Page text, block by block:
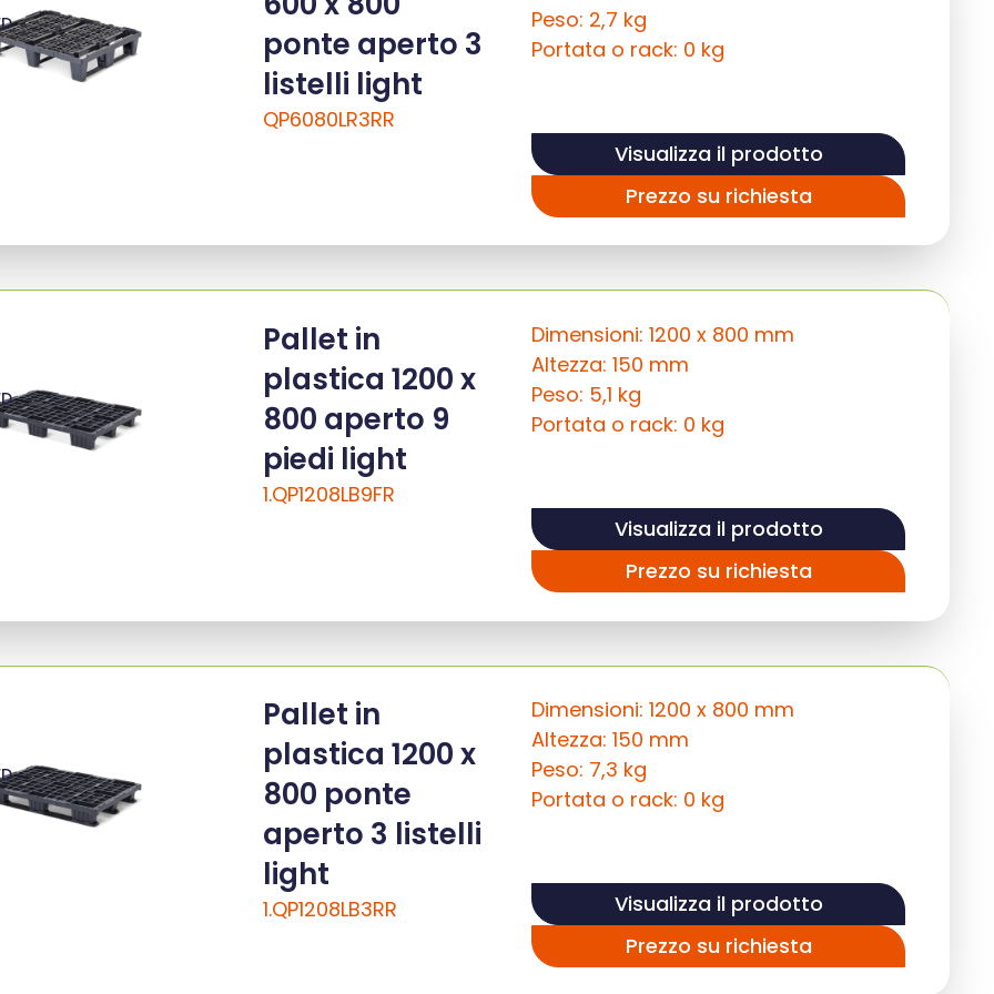
ponte aperto 3
listelli light
QP6080LR3RR
Peso: 2,7 kg
Portata o rack: 0 kg
Visualizza il prodotto
Prezzo su richiesta
Pallet in
plastica 1200 x
800 aperto 9
piedi light
1.QP1208LB9FR
Dimensioni: 1200 x 800 mm
Altezza: 150 mm
Peso: 5,1 kg
Portata o rack: 0 kg
Visualizza il prodotto
Prezzo su richiesta
Pallet in
plastica 1200 x
800 ponte
aperto 3 listelli
light
1.QP1208LB3RR
Dimensioni: 1200 x 800 mm
Altezza: 150 mm
Peso: 7,3 kg
Portata o rack: 0 kg
Visualizza il prodotto
Prezzo su richiesta